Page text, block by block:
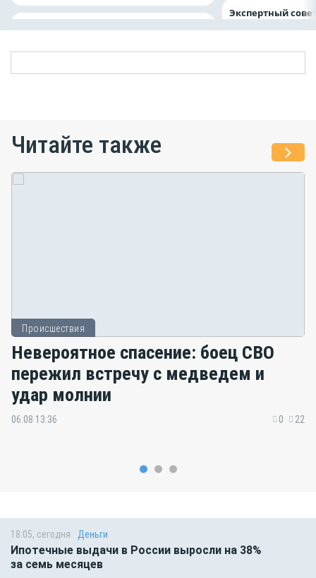
Экспертный
Читайте также
Происшествия
Невероятное спасение: боец СВО
пережил встречу с медведем и
удар молнии
06.08 13:36 0 22
18:05, сегодня Деньги
Ипотечные выдачи в России выросли на 38%
за семь месяцев